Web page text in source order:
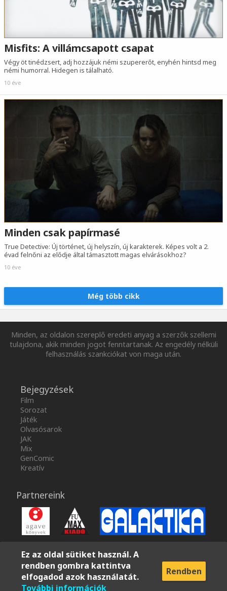
Misfits: A villámcsapott csapat
Végy öt tinédzsert, adj hozzájuk némi szupererőt, enyhén hintsd meg
némi humorral. Hidegen is tálalható.
10 éve
Minden csak papírmasé
True Detective: Új történet, új helyszín, új karakterek. Képes volt a 2.
évad felnőni az elődje által támasztott magas elvárásokhoz?
10 éve
Még több cikk
Minden, az oldalon szereplő eredeti anyag a szerzők szellemi
tulajdona, akik minden jogot fenntartanak. Az engedély nélküli
felhasználás szankciókat von maga után.
Bejegyzések
Film
Sorozat
Játék
Olvasósarok
JAK
Mix
GenComic
Kreatív
Partnereink
Ez az oldal sütiket használ. A
rendben gombra kattintva
elfogadod azok használatát.
További információk
Rendben